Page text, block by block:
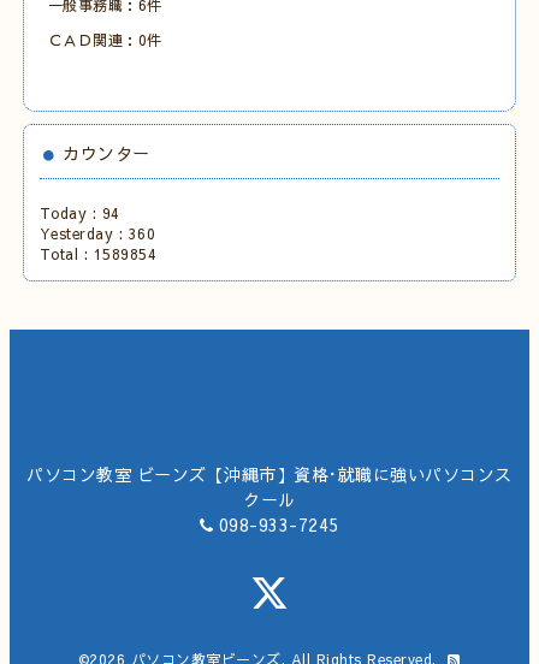
一般事務職：6件
ＣＡＤ関連：0件
カウンター
Today : 94
Yesterday : 360
Total : 1589854
パソコン教室 ビーンズ【沖縄市】資格･就職に強いパソコンス
クール
098-933-7245
©2026 パソコン教室ビーンズ. All Rights Reserved.